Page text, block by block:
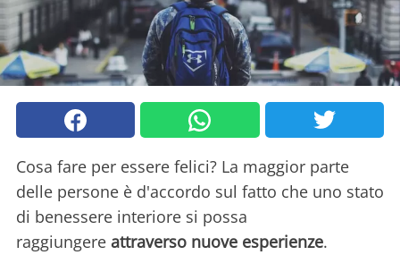
Cosa fare per essere felici? La maggior parte
delle persone è d'accordo sul fatto che uno stato
di benessere interiore si possa
raggiungere attraverso nuove esperienze.